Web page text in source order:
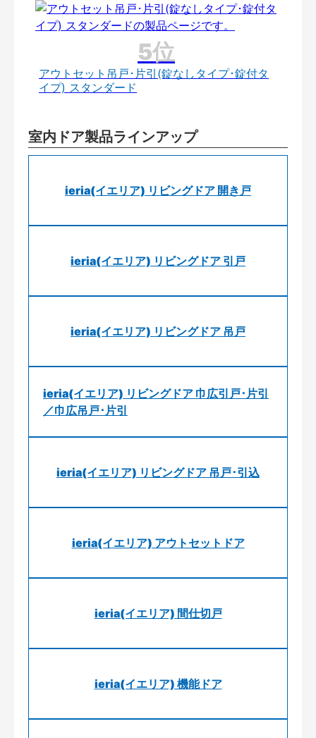
アウトセット吊戸･片引(錠なしタイプ･錠付タ
イプ) スタンダード
室内ドア製品ラインアップ
ieria(イエリア) リビングドア 開き戸
ieria(イエリア) リビングドア 引戸
ieria(イエリア) リビングドア 吊戸
ieria(イエリア) リビングドア 巾広引戸･片引
／巾広吊戸･片引
ieria(イエリア) リビングドア 吊戸･引込
ieria(イエリア) アウトセットドア
ieria(イエリア) 間仕切戸
ieria(イエリア) 機能ドア